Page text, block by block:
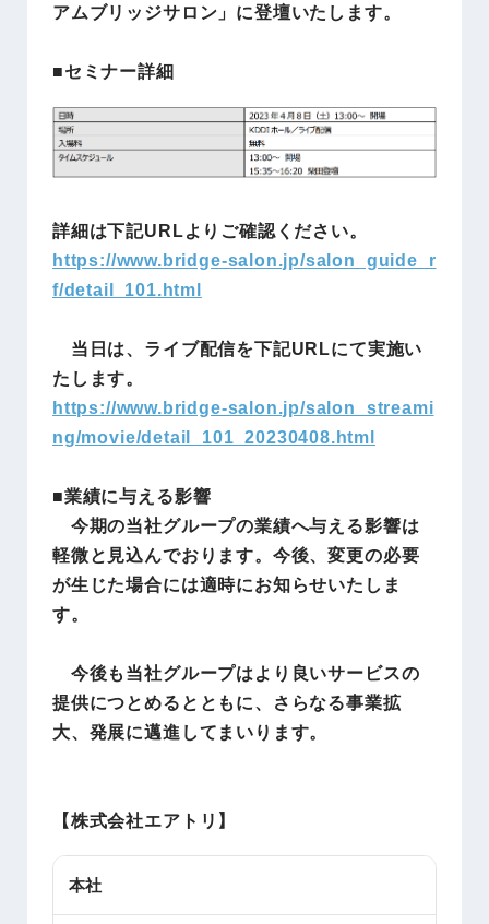
アムブリッジサロン」に登壇いたします。
■セミナー詳細
詳細は下記URLよりご確認ください。
https://www.bridge-salon.jp/salon_guide_r
f/detail_101.html
当日は、ライブ配信を下記URLにて実施い
たします。
https://www.bridge-salon.jp/salon_streami
ng/movie/detail_101_20230408.html
■業績に与える影響
今期の当社グループの業績へ与える影響は
軽微と見込んでおります。今後、変更の必要
が生じた場合には適時にお知らせいたしま
す。
今後も当社グループはより良いサービスの
提供につとめるとともに、さらなる事業拡
大、発展に邁進してまいります。
【株式会社エアトリ】
本社